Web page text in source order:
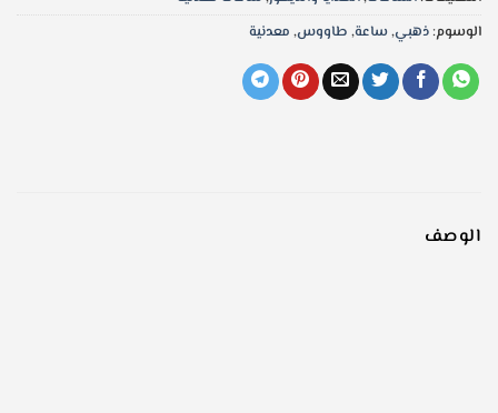
الوسوم:ذهبي,ساعة, طاووس, معدنية
الوصف